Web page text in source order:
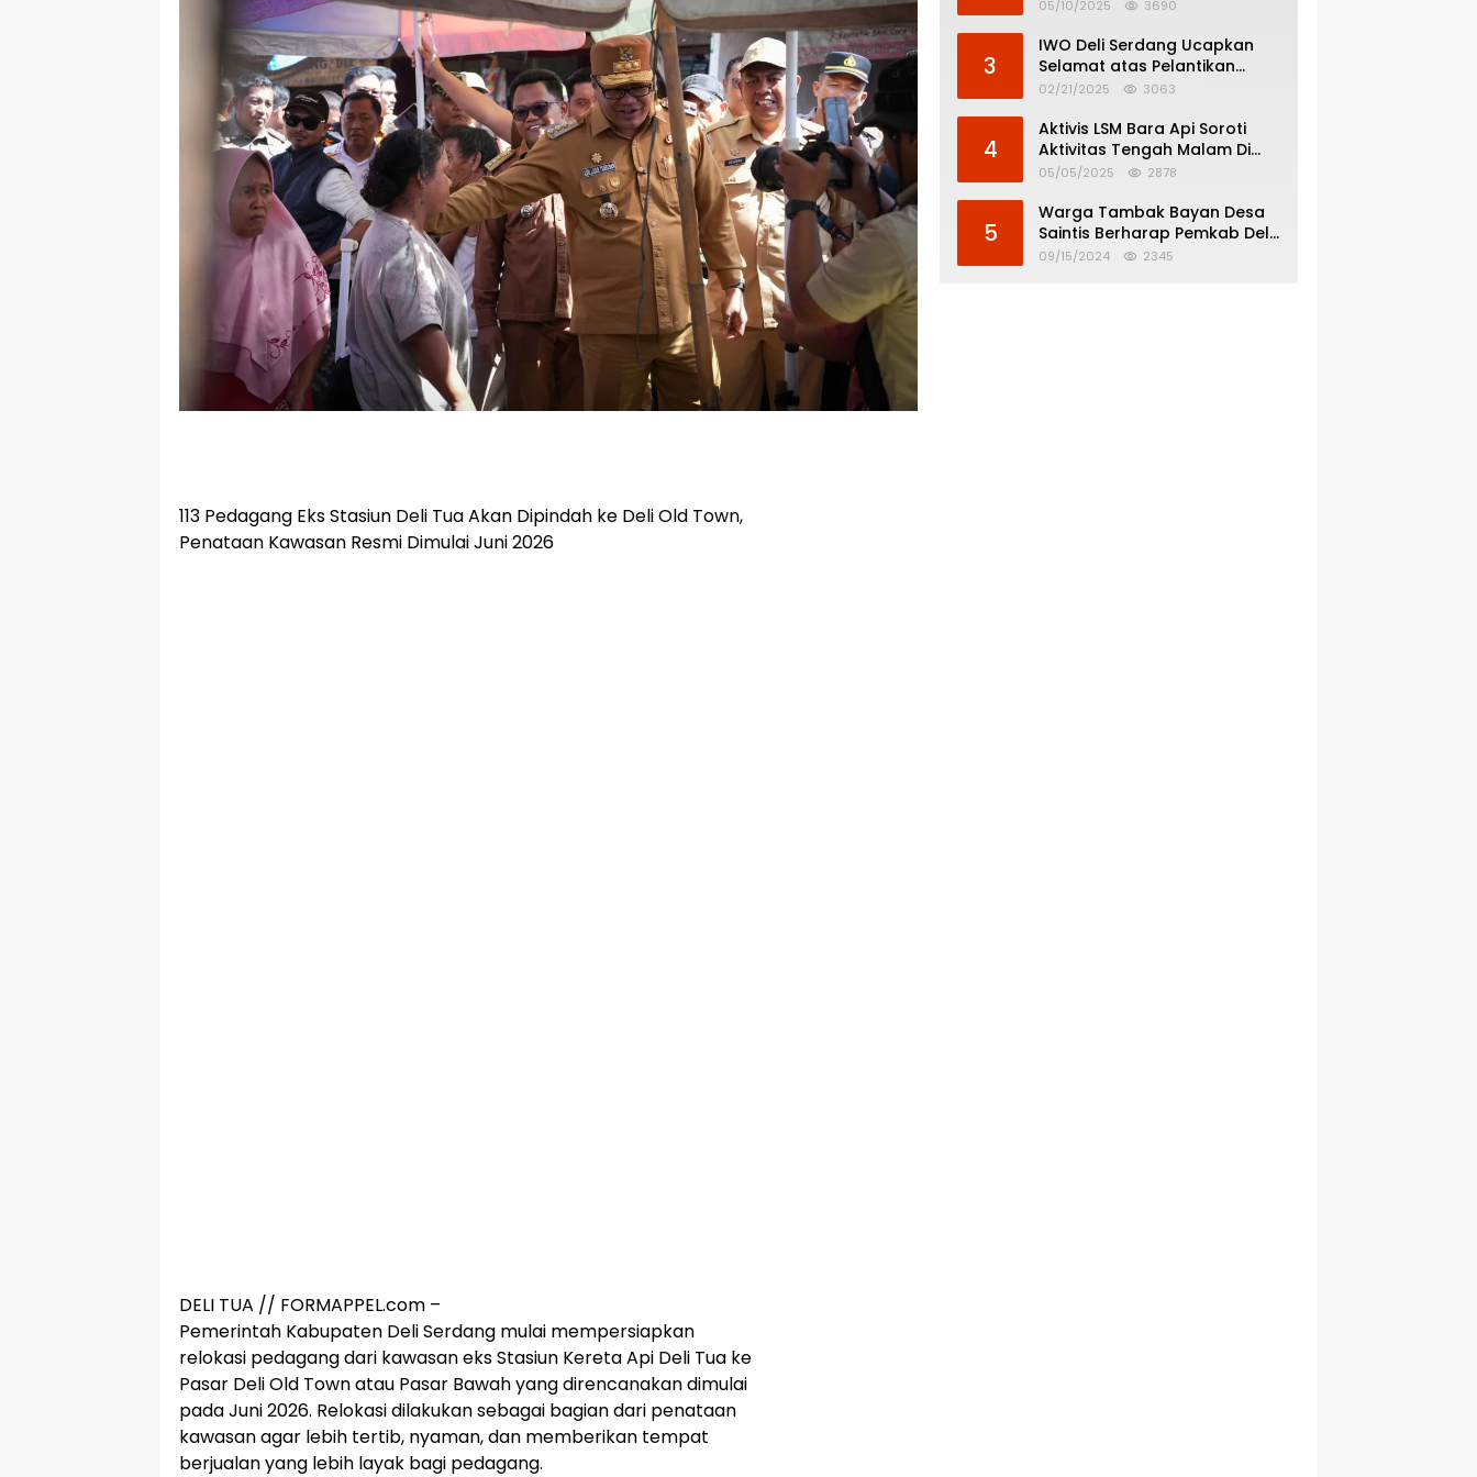
113 Pedagang Eks Stasiun Deli Tua Akan Dipindah ke Deli Old Town,
Penataan Kawasan Resmi Dimulai Juni 2026
DELI TUA // FORMAPPEL.com –
Pemerintah Kabupaten Deli Serdang mulai mempersiapkan
relokasi pedagang dari kawasan eks Stasiun Kereta Api Deli Tua ke
Pasar Deli Old Town atau Pasar Bawah yang direncanakan dimulai
pada Juni 2026. Relokasi dilakukan sebagai bagian dari penataan
kawasan agar lebih tertib, nyaman, dan memberikan tempat
berjualan yang lebih layak bagi pedagang.
05/10/2025 3690
3
IWO Deli Serdang Ucapkan
Selamat atas Pelantikan
Bupati dan Wakil Bupati Deli
02/21/2025 3063
4
Aktivis LSM Bara Api Soroti
Aktivitas Tengah Malam Di
SPBU 14.213.228 Bandar Tinggi
05/05/2025 2878
5
Warga Tambak Bayan Desa
Saintis Berharap Pemkab Deli
Serdang Atasi Banjir
09/15/2024 2345